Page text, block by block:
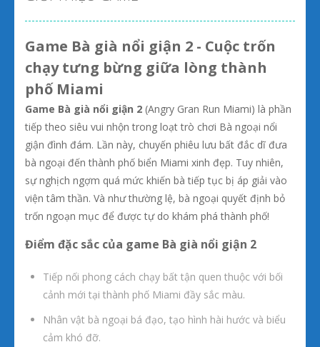
Game Bà già nổi giận 2 - Cuộc trốn
chạy tưng bừng giữa lòng thành
phố Miami
Game Bà già nổi giận 2 (Angry Gran Run Miami) là phần
tiếp theo siêu vui nhộn trong loạt trò chơi Bà ngoại nổi
giận đình đám. Lần này, chuyến phiêu lưu bất đắc dĩ đưa
bà ngoại đến thành phố biển Miami xinh đẹp. Tuy nhiên,
sự nghịch ngợm quá mức khiến bà tiếp tục bị áp giải vào
viện tâm thần. Và như thường lệ, bà ngoại quyết định bỏ
trốn ngoạn mục để được tự do khám phá thành phố!
Điểm đặc sắc của game Bà già nổi giận 2
Tiếp nối phong cách chạy bất tận quen thuộc với bối
cảnh mới tại thành phố Miami đầy sắc màu.
Nhân vật bà ngoại bá đạo, tạo hình hài hước và biểu
cảm khó đỡ.